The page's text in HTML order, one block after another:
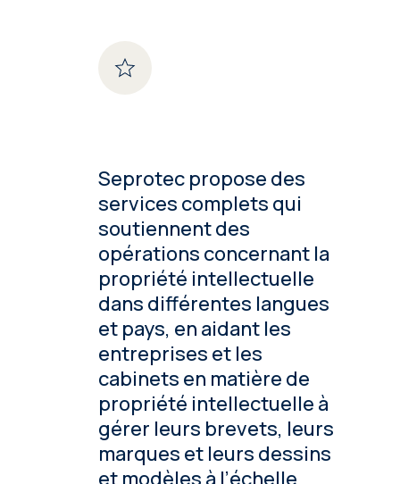
Seprotec propose des
services complets qui
soutiennent des
opérations concernant la
propriété intellectuelle
dans différentes langues
et pays, en aidant les
entreprises et les
cabinets en matière de
propriété intellectuelle à
gérer leurs brevets, leurs
marques et leurs dessins